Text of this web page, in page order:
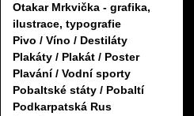
Otakar Mrkvička - grafika,
ilustrace, typografie
Pivo / Víno / Destiláty
Plakáty / Plakát / Poster
Plavání / Vodní sporty
Pobaltské státy / Pobaltí
Podkarpatská Rus